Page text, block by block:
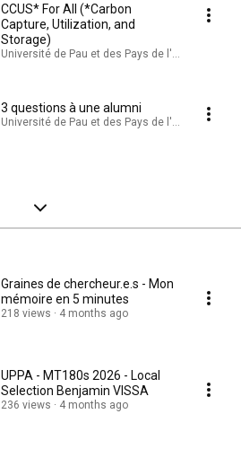
CCUS* For All (*Carbon
Capture, Utilization, and
Storage)
Université de Pau et des Pays de l'Adour ·
3 questions à une alumni
Université de Pau et des Pays de l'Adour ·
Graines de chercheur.e.s - Mon
mémoire en 5 minutes
218 views 4 months ago
UPPA - MT180s 2026 - Local
Selection Benjamin VISSA
236 views 4 months ago